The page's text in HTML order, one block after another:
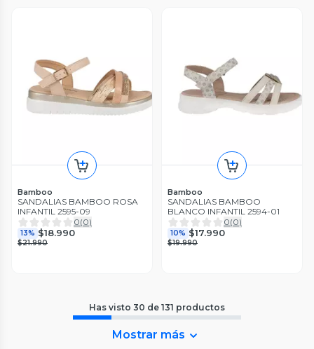
Bamboo
SANDALIAS BAMBOO ROSA
INFANTIL 2595-09
0(0)
13% $18.990
$21.990
Bamboo
SANDALIAS BAMBOO
BLANCO INFANTIL 2594-01
0(0)
10% $17.990
$19.990
Has visto 30 de 131 productos
Mostrar más